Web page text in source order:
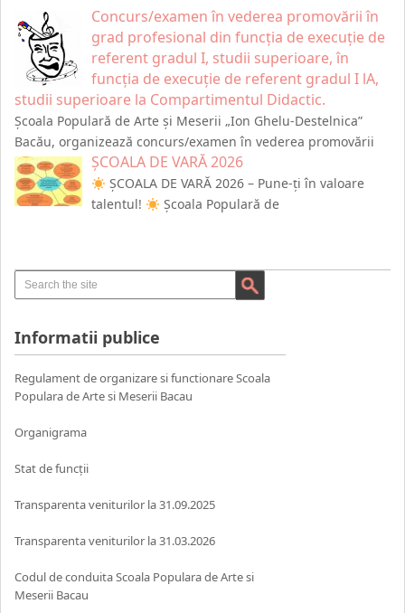
Concurs/examen în vederea promovării în
grad profesional din funcția de execuție de
referent gradul I, studii superioare, în
funcția de execuție de referent gradul I lA,
studii superioare la Compartimentul Didactic.
Școala Populară de Arte și Meserii „Ion Ghelu-Destelnica”
Bacău, organizează concurs/examen în vederea promovării
ȘCOALA DE VARĂ 2026
ȘCOALA DE VARĂ 2026 – Pune-ți în valoare
talentul!
Școala Populară de
Informatii publice
Regulament de organizare si functionare Scoala
Populara de Arte si Meserii Bacau
Organigrama
Stat de funcții
Transparenta veniturilor la 31.09.2025
Transparenta veniturilor la 31.03.2026
Codul de conduita Scoala Populara de Arte si
Meserii Bacau